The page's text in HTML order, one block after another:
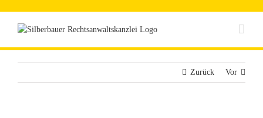
springen
Zurück Vor